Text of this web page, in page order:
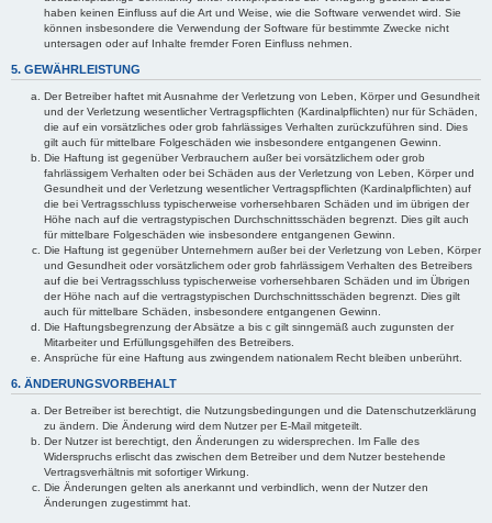
haben keinen Einfluss auf die Art und Weise, wie die Software verwendet wird. Sie
können insbesondere die Verwendung der Software für bestimmte Zwecke nicht
untersagen oder auf Inhalte fremder Foren Einfluss nehmen.
5. GEWÄHRLEISTUNG
Der Betreiber haftet mit Ausnahme der Verletzung von Leben, Körper und Gesundheit
und der Verletzung wesentlicher Vertragspflichten (Kardinalpflichten) nur für Schäden,
die auf ein vorsätzliches oder grob fahrlässiges Verhalten zurückzuführen sind. Dies
gilt auch für mittelbare Folgeschäden wie insbesondere entgangenen Gewinn.
Die Haftung ist gegenüber Verbrauchern außer bei vorsätzlichem oder grob
fahrlässigem Verhalten oder bei Schäden aus der Verletzung von Leben, Körper und
Gesundheit und der Verletzung wesentlicher Vertragspflichten (Kardinalpflichten) auf
die bei Vertragsschluss typischerweise vorhersehbaren Schäden und im übrigen der
Höhe nach auf die vertragstypischen Durchschnittsschäden begrenzt. Dies gilt auch
für mittelbare Folgeschäden wie insbesondere entgangenen Gewinn.
Die Haftung ist gegenüber Unternehmern außer bei der Verletzung von Leben, Körper
und Gesundheit oder vorsätzlichem oder grob fahrlässigem Verhalten des Betreibers
auf die bei Vertragsschluss typischerweise vorhersehbaren Schäden und im Übrigen
der Höhe nach auf die vertragstypischen Durchschnittsschäden begrenzt. Dies gilt
auch für mittelbare Schäden, insbesondere entgangenen Gewinn.
Die Haftungsbegrenzung der Absätze a bis c gilt sinngemäß auch zugunsten der
Mitarbeiter und Erfüllungsgehilfen des Betreibers.
Ansprüche für eine Haftung aus zwingendem nationalem Recht bleiben unberührt.
6. ÄNDERUNGSVORBEHALT
Der Betreiber ist berechtigt, die Nutzungsbedingungen und die Datenschutzerklärung
zu ändern. Die Änderung wird dem Nutzer per E-Mail mitgeteilt.
Der Nutzer ist berechtigt, den Änderungen zu widersprechen. Im Falle des
Widerspruchs erlischt das zwischen dem Betreiber und dem Nutzer bestehende
Vertragsverhältnis mit sofortiger Wirkung.
Die Änderungen gelten als anerkannt und verbindlich, wenn der Nutzer den
Änderungen zugestimmt hat.